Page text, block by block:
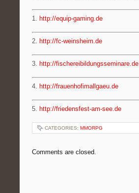
1. http://equip-gaming.de
2. http://fc-weinsheim.de
3. http://fischereibildungsseminare.de
4. http://frauenhofimallgaeu.de
5. http://friedensfest-am-see.de
CATEGORIES: MMORPG
Comments are closed.